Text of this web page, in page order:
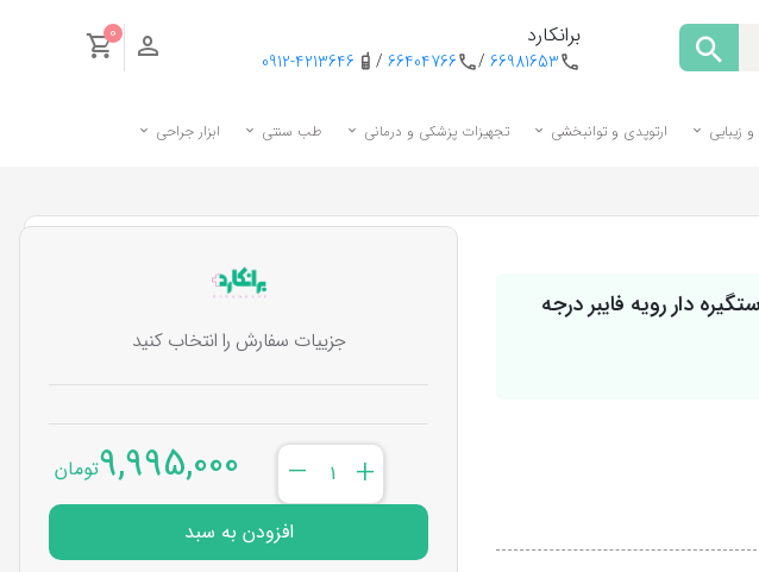
برانکارد
66981653
/
66404766
/
0912-4213646
0
زیبایی ارتوپدی و توانبخشی تجهیزات پزشکی و درمانی طب سنتی ابزار جراحی
دار رویه فایبر درجه
جزییات سفارش را انتخاب کنید
+
–
9,995,000تومان
افزودن به سبد